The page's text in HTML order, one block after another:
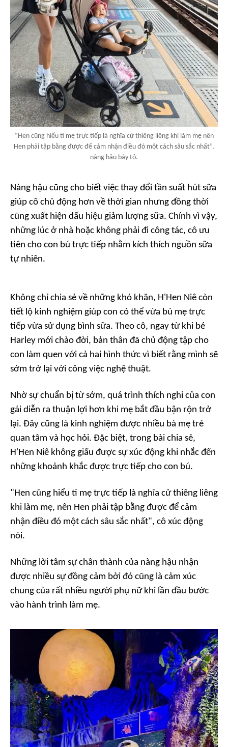
“Hen cũng hiểu ti mẹ trực tiếp là nghĩa cử thiêng liêng khi làm mẹ nên
Hen phải tập bằng được để cảm nhận điều đó một cách sâu sắc nhất”,
nàng hậu bày tỏ.
Nàng hậu cũng cho biết việc thay đổi tần suất hút sữa
giúp cô chủ động hơn về thời gian nhưng đồng thời
cũng xuất hiện dấu hiệu giảm lượng sữa. Chính vì vậy,
những lúc ở nhà hoặc không phải đi công tác, cô ưu
tiên cho con bú trực tiếp nhằm kích thích nguồn sữa
tự nhiên.
Không chỉ chia sẻ về những khó khăn, H'Hen Niê còn
tiết lộ kinh nghiệm giúp con có thể vừa bú mẹ trực
tiếp vừa sử dụng bình sữa. Theo cô, ngay từ khi bé
Harley mới chào đời, bản thân đã chủ động tập cho
con làm quen với cả hai hình thức vì biết rằng mình sẽ
sớm trở lại với công việc nghệ thuật.
Nhờ sự chuẩn bị từ sớm, quá trình thích nghi của con
gái diễn ra thuận lợi hơn khi mẹ bắt đầu bận rộn trở
lại. Đây cũng là kinh nghiệm được nhiều bà mẹ trẻ
quan tâm và học hỏi. Đặc biệt, trong bài chia sẻ,
H'Hen Niê không giấu được sự xúc động khi nhắc đến
những khoảnh khắc được trực tiếp cho con bú.
"Hen cũng hiểu ti mẹ trực tiếp là nghĩa cử thiêng liêng
khi làm mẹ, nên Hen phải tập bằng được để cảm
nhận điều đó một cách sâu sắc nhất", cô xúc động
nói.
Những lời tâm sự chân thành của nàng hậu nhận
được nhiều sự đồng cảm bởi đó cũng là cảm xúc
chung của rất nhiều người phụ nữ khi lần đầu bước
vào hành trình làm mẹ.